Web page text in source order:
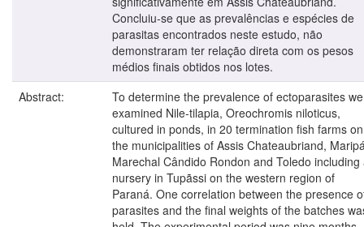
Concluiu-se que as prevalências e espécies de
parasitas encontrados neste estudo, não
demonstraram ter relação direta com os pesos
médios finais obtidos nos lotes.
Abstract:
To determine the prevalence of ectoparasites
examined Nile-tilapia, Oreochromis niloticus,
cultured in ponds, in 20 termination fish farms on
the municipalities of Assis Chateaubriand,
Marechal Cândido Rondon and Toledo including
nursery in Tupãssi on the western region of
Paraná. One correlation between the presence
parasites and the final weights of the batches